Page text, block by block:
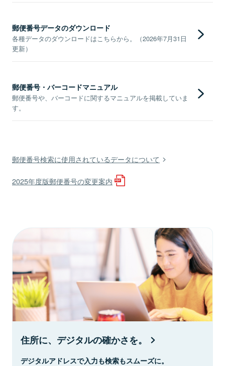
郵便番号データのダウンロード
各種データのダウンロードはこちらから。（2026年7月31日
更新）
郵便番号・バーコードマニュアル
郵便番号や、バーコードに関するマニュアルを掲載していま
す。
郵便番号検索に使用されているデータについて
2025年度版郵便番号の変更案内
住所に、デジタルの確かさを。
デジタルアドレスで入力も検索もスムーズに。